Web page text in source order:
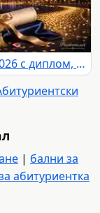
Випуск 2026 с диплом, фойерверки и празничен градски силует
| бални за
абитуриентка